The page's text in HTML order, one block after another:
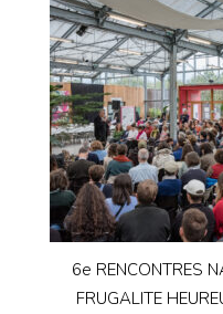
6e RENCONTRES
FRUGALITE